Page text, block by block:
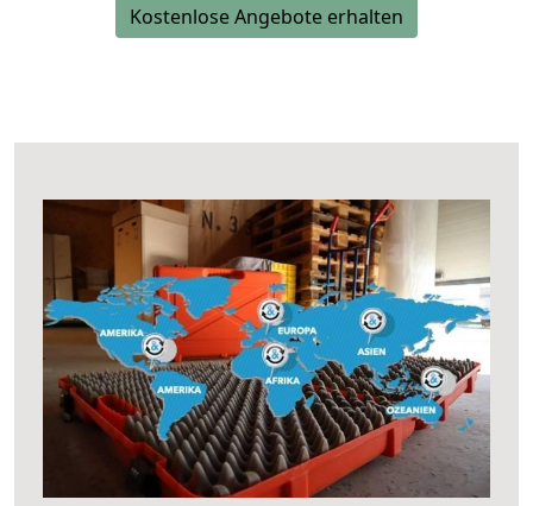
Kostenlose Angebote erhalten